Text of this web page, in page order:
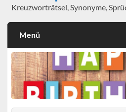
Kreuzworträtsel, Synonyme,
Menü